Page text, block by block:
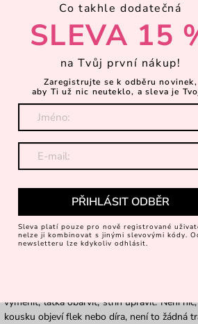
Odpověď každého z nás se na tuto
používat minimálně. Pokud reálně uvidíš
svetru nebo nové
kabelky, utrácení si
karty je velmi nevinné.
Pokud se ti nějaké oblečení přestalo líbit,
vyměnit, látka obarvit, střih upravit. Není
kousku objeví flek nebo díra, není to žádná
Co takhle dodatečná
SLEVA 15
na Tvůj první nákup!
Zaregistrujte se k odběru novinek,
aby Ti už nic neuteklo, a sleva je
PŘIHLÁSIT ODBĚR
Sleva platí pouze pro nově registrované
nelze ji kombinovat s jinými slevovými kódy.
newsletteru lze kdykoliv odhlásit.